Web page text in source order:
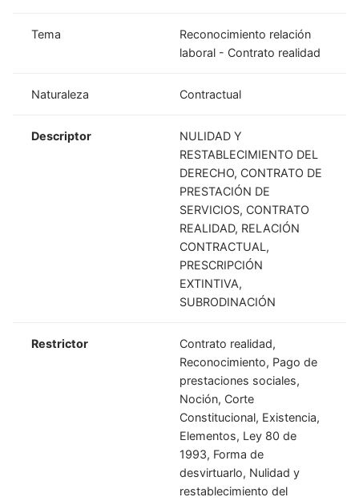
Tema
Reconocimiento relación
laboral - Contrato realidad
Naturaleza Contractual
Descriptor
NULIDAD Y
RESTABLECIMIENTO DEL
DERECHO, CONTRATO DE
PRESTACIÓN DE
SERVICIOS, CONTRATO
REALIDAD, RELACIÓN
CONTRACTUAL,
PRESCRIPCIÓN
EXTINTIVA,
SUBRODINACIÓN
Restrictor
Contrato realidad,
Reconocimiento, Pago de
prestaciones sociales,
Noción, Corte
Constitucional, Existencia,
Elementos, Ley 80 de
1993, Forma de
desvirtuarlo, Nulidad y
restablecimiento del